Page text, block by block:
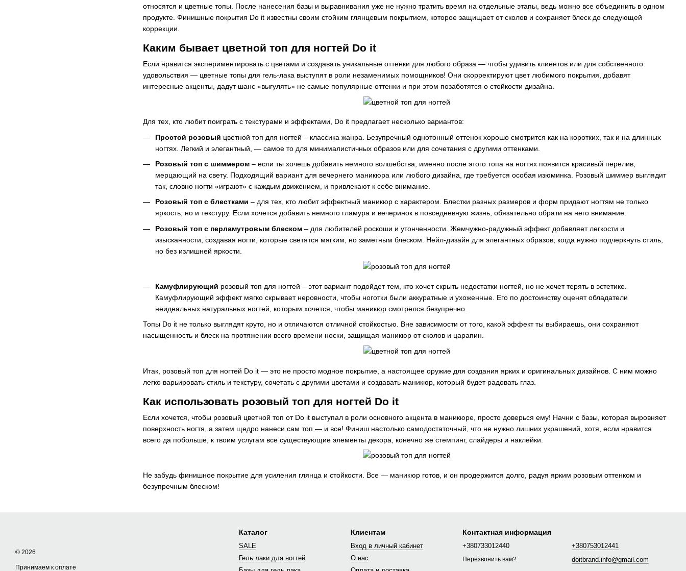
относятся и цветные топы. После нанесения базы и выравнивания уже не нужно тратить время на отдельные этапы, ведь можно все объединить в одном
продукте. Финишные покрытия Do it известны своим стойким глянцевым покрытием, которое защищает от сколов и сохраняет блеск до следующей
коррекции.
Каким бывает цветной топ для ногтей Do it
Если нравится экспериментировать с цветами и создавать уникальные оттенки для любого образа — чтобы удивить клиентов или для собственного
удовольствия — цветные топы для гель-лака выступят в роли незаменимых помощников! Они скорректируют цвет любимого покрытия, добавят
интересные акценты, дадут шанс «выгулять» не самые популярные оттенки и при этом позаботятся о стойкости дизайна.
Для тех, кто любит поиграть с текстурами и эффектами, Do it предлагает несколько вариантов:
Простой розовый цветной топ для ногтей – классика жанра. Безупречный однотонный оттенок хорошо смотрится как на коротких, так и на длинных
ногтях. Легкий и элегантный, — самое то для минималистичных образов или для сочетания с другими оттенками.
Розовый топ с шиммером – если ты хочешь добавить немного волшебства, именно после этого топа на ногтях появится красивый перелив,
мерцающий на свету. Подходящий вариант для вечернего маникюра или любого дизайна, где требуется особая изюминка. Розовый шиммер выглядит
так, словно ногти «играют» с каждым движением, и привлекают к себе внимание.
Розовый топ с блестками – для тех, кто любит эффектный маникюр с характером. Блестки разных размеров и форм придают ногтям не только
яркость, но и текстуру. Если хочется добавить немного гламура и вечеринок в повседневную жизнь, обязательно обрати на него внимание.
Розовый топ с перламутровым блеском – для любителей роскоши и утонченности. Жемчужно-радужный эффект добавляет легкости и
изысканности, создавая ногти, которые светятся мягким, но заметным блеском. Нейл-дизайн для элегантных образов, когда нужно подчеркнуть стиль,
но без излишней яркости.
Камуфлирующий розовый топ для ногтей – этот вариант подойдет тем, кто хочет скрыть недостатки ногтей, но не хочет терять в эстетике.
Камуфлирующий эффект мягко скрывает неровности, чтобы ноготки были аккуратные и ухоженные. Его по достоинству оценят обладатели
неидеальных натуральных ногтей, которым хочется, чтобы маникюр смотрелся безупречно.
Топы Do it не только выглядят круто, но и отличаются отличной стойкостью. Вне зависимости от того, какой эффект ты выбираешь, они сохраняют
насыщенность и блеск на протяжении всего времени носки, защищая маникюр от сколов и царапин.
Итак, розовый топ для ногтей Do it — это не просто модное покрытие, а настоящее оружие для создания ярких и оригинальных дизайнов. С ним можно
легко варьировать стиль и текстуру, сочетать с другими цветами и создавать маникюр, который будет радовать глаз.
Как использовать розовый топ для ногтей Do it
Если хочется, чтобы розовый цветной топ от Do it выступал в роли основного акцента в маникюре, просто доверься ему! Начни с базы, которая выровняет
поверхность ногтя, а затем щедро нанеси сам топ — и все! Финиш настолько самодостаточный, что не нужно лишних украшений, хотя, если нравится
всего да побольше, к твоим услугам все существующие элементы декора, конечно же стемпинг, слайдеры и наклейки.
Не забудь финишное покрытие для усиления глянца и стойкости. Все — маникюр готов, и он продержится долго, радуя ярким розовым оттенком и
безупречным блеском!
© 2026
Принимаем к оплате
Каталог
SALE
Гель лаки для ногтей
Клиентам
Вход в личный кабинет
О нас
Контактная информация
+380733012440
Перезвонить вам?
+380753012441
doitbrand.info@gmail.com